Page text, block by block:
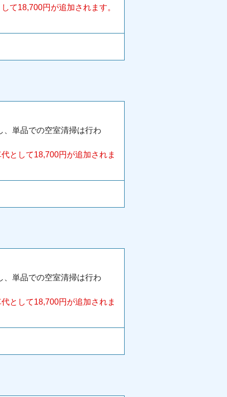
て18,700円が追加されます。
、単品での空室清掃は行わ
として18,700円が追加されま
、単品での空室清掃は行わ
として18,700円が追加されま